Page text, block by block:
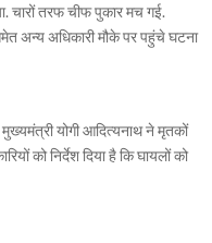
चारों तरफ चीफ पुकार मच गई.
अन्य अधिकारी मौके पर पहुंचे घटना
योगी आदित्यनाथ ने मृतकों
को निर्देश दिया है कि घायलों को